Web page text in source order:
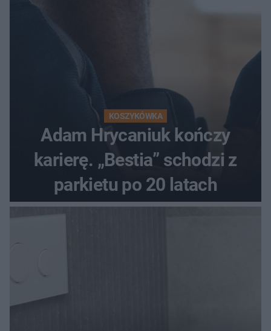
KOSZYKÓWKA
Adam Hrycaniuk kończy
karierę. „Bestia” schodzi z
parkietu po 20 latach